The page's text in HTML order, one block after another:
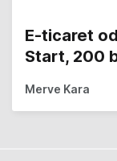
E-ticaret
Start, 200
Merve Kara